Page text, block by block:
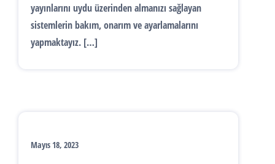
yayınlarını uydu üzerinden almanızı sağlayan
sistemlerin bakım, onarım ve ayarlamalarını
yapmaktayız. […]
Mayıs 18, 2023